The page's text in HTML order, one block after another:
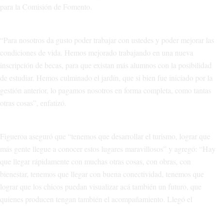
para la Comisión de Fomento.
“Para nosotros da gusto poder trabajar con ustedes y poder mejorar las
condiciones de vida. Hemos mejorado trabajando en una nueva
inscripción de becas, para que existan más alumnos con la posibilidad
de estudiar. Hemos culminado el jardín, que si bien fue iniciado por la
gestión anterior, lo pagamos nosotros en forma completa, como tantas
otras cosas”, enfatizó.
Figueroa aseguró que “tenemos que desarrollar el turismo, lograr que
más gente llegue a conocer estos lugares maravillosos” y agregó: “Hay
que llegar rápidamente con muchas otras cosas, con obras, con
bienestar, tenemos que llegar con buena conectividad, tenemos que
lograr que los chicos puedan visualizar acá también un futuro, que
quienes producen tengan también el acompañamiento. Llegó el